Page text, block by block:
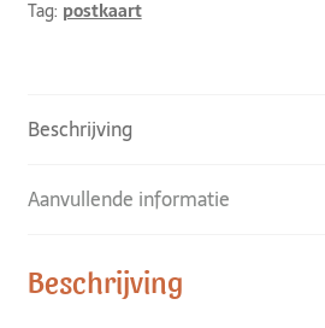
Tag: postkaart
Beschrijving
Aanvullende informatie
Beschrijving